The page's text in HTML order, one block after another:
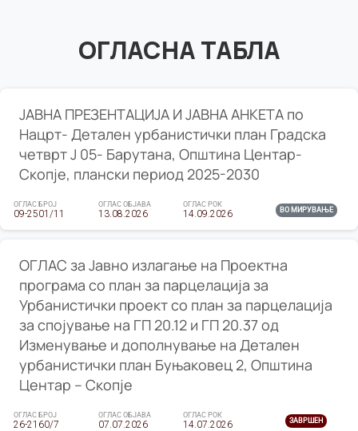
ОГЛАСНА ТАБЛА
ЈАВНА ПРЕЗЕНТАЦИЈА И ЈАВНА АНКЕТА по
Нацрт- Детален урбанистички план Градска
четврт Ј 05- Барутана, Општина Центар-
Скопје, плански период 2025-2030
ОГЛАС БРОЈ
09-2501/11
ОГЛАС ОБЈАВА
13.08.2026
ОГЛАС РОК
14.09.2026 ВО МИРУВАЊЕ
ОГЛАС за Јавно излагање на Проектна
програма со план за парцелација за
Урбанистички проект со план за парцелација
за спојување на ГП 20.12 и ГП 20.37 од
Изменување и дополнување на Детален
урбанистички план Буњаковец 2, Општина
Центар – Скопје
ОГЛАС БРОЈ
26-2160/7
ОГЛАС ОБЈАВА
07.07.2026
ОГЛАС РОК
14.07.2026 ЗАВРШЕН